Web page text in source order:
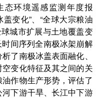
态环境遥感监测年度报
变化”、“全球大宗粮油
城市扩展与土地覆盖变
间序列全南极冰架崩解
了南极冰盖表面融化、
变化特征及其之间的关
作物生产形势，评估了
下游干旱、长江中下游